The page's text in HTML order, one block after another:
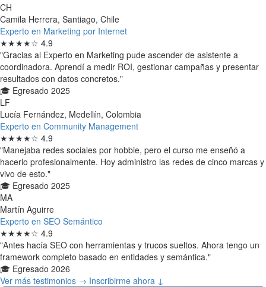
CH
Camila Herrera, Santiago, Chile
Experto en Marketing por Internet
★★★★☆ 4.9
"Gracias al Experto en Marketing pude ascender de asistente a
coordinadora. Aprendí a medir ROI, gestionar campañas y presentar
resultados con datos concretos."
🎓 Egresado 2025
LF
Lucía Fernández, Medellín, Colombia
Experto en Community Management
★★★★☆ 4.9
"Manejaba redes sociales por hobbie, pero el curso me enseñó a
hacerlo profesionalmente. Hoy administro las redes de cinco marcas y
vivo de esto."
🎓 Egresado 2025
MA
Martín Aguirre
Experto en SEO Semántico
★★★★☆ 4.9
"Antes hacía SEO con herramientas y trucos sueltos. Ahora tengo un
framework completo basado en entidades y semántica."
🎓 Egresado 2026
Ver más testimonios → Inscribirme ahora ↓